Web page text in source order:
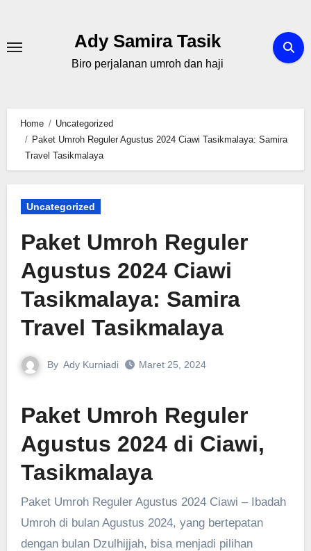
content
Ady Samira Tasik
Biro perjalanan umroh dan haji
Home
Uncategorized
Paket Umroh Reguler Agustus 2024 Ciawi Tasikmalaya: Samira
Travel Tasikmalaya
Uncategorized
Paket Umroh Reguler
Agustus 2024 Ciawi
Tasikmalaya: Samira
Travel Tasikmalaya
By Ady Kurniadi Maret 25, 2024
Paket Umroh Reguler
Agustus 2024 di Ciawi,
Tasikmalaya
Paket Umroh Reguler Agustus 2024 Ciawi – Ibadah
Umroh di bulan Agustus 2024, yang bertepatan
dengan bulan Dzulhijjah, bisa menjadi pilihan